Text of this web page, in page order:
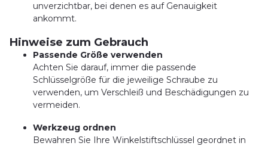
unverzichtbar, bei denen es auf Genauigkeit
ankommt.
Hinweise zum Gebrauch
Passende Größe verwenden
Achten Sie darauf, immer die passende
Schlüsselgröße für die jeweilige Schraube zu
verwenden, um Verschleiß und Beschädigungen zu
vermeiden.
Werkzeug ordnen
Bewahren Sie Ihre Winkelstiftschlüssel geordnet in